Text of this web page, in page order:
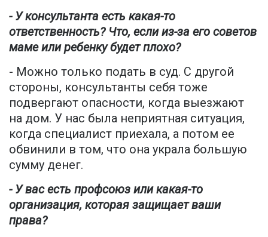
- У консультанта есть какая-то
ответственность? Что, если из-за его советов
маме или ребенку будет плохо?
- Можно только подать в суд. С другой
стороны, консультанты себя тоже
подвергают опасности, когда выезжают
на дом. У нас была неприятная ситуация,
когда специалист приехала, а потом ее
обвинили в том, что она украла большую
сумму денег.
- У вас есть профсоюз или какая-то
организация, которая защищает ваши
права?